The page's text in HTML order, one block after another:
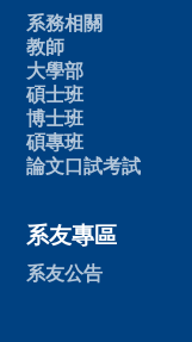
系務相關
教師
大學部
碩士班
博士班
碩專班
論文口試考試
系友專區
系友公告